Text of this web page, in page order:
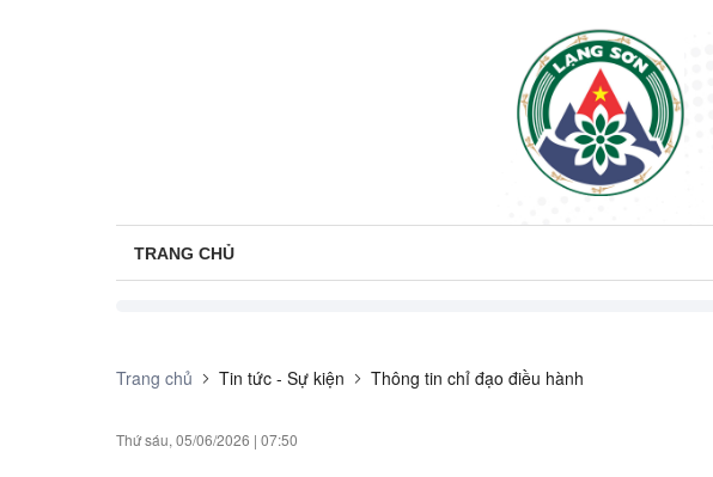
TRANG CHỦ
Trang chủ Tin tức - Sự kiện Thông tin chỉ đạo điều hành
Thứ sáu, 05/06/2026 | 07:50